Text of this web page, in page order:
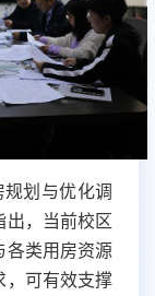
划与优化调
出，当前校区
各类用房资源
，可有效支撑